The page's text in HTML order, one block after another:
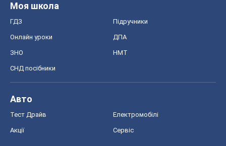
Моя школа
ГДЗ Підручники
Онлайн уроки ДПА
ЗНО НМТ
СНД посібники
Авто
Тест Драйв Електромобілі
Акції Сервіс